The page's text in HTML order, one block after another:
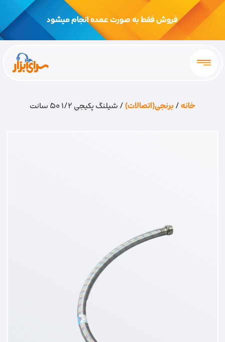
فروش فقط به صورت عمده انجام میشود
خانه/برنجی(اتصالات)/ شیلنگ پکیجی 1/2 50 سانت